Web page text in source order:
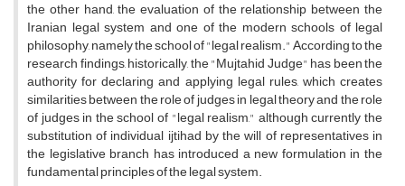
the other hand, the evaluation of the relationship between the
Iranian legal system and one of the modern schools of legal
philosophy, namely the school of "legal realism." According to the
research findings, historically, the "Mujtahid Judge" has been the
authority for declaring and applying legal rules, which creates
similarities between the role of judges in legal theory and the role
of judges in the school of "legal realism," although currently the
substitution of individual ijtihad by the will of representatives in
the legislative branch has introduced a new formulation in the
fundamental principles of the legal system.